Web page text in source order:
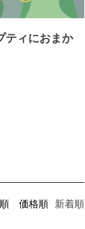
ティにおまか
価格順 新着順